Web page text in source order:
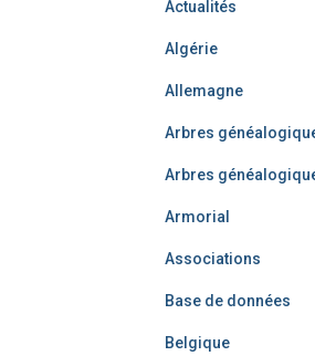
Actualités
Algérie
Allemagne
Arbres
Arbres
Armorial
Associations
Base de données
Belgique